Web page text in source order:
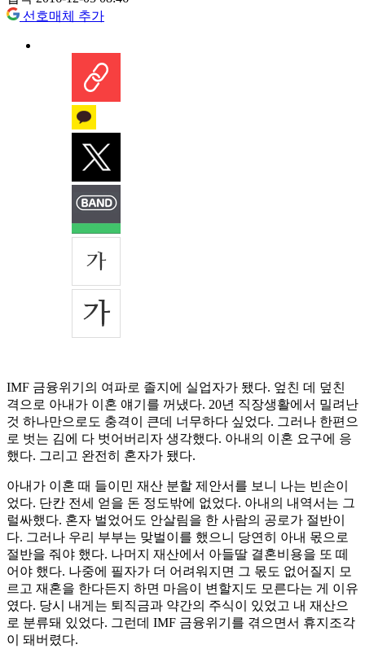
선호매체 추가
IMF 금융위기의 여파로 졸지에 실업자가 됐다. 엎친 데 덮친
격으로 아내가 이혼 얘기를 꺼냈다. 20년 직장생활에서 밀려난
것 하나만으로도 충격이 큰데 너무하다 싶었다. 그러나 한편으
로 벗는 김에 다 벗어버리자 생각했다. 아내의 이혼 요구에 응
했다. 그리고 완전히 혼자가 됐다.
아내가 이혼 때 들이민 재산 분할 제안서를 보니 나는 빈손이
었다. 단칸 전세 얻을 돈 정도밖에 없었다. 아내의 내역서는 그
럴싸했다. 혼자 벌었어도 안살림을 한 사람의 공로가 절반이
다. 그러나 우리 부부는 맞벌이를 했으니 당연히 아내 몫으로
절반을 줘야 했다. 나머지 재산에서 아들딸 결혼비용을 또 떼
어야 했다. 나중에 필자가 더 어려워지면 그 몫도 없어질지 모
르고 재혼을 한다든지 하면 마음이 변할지도 모른다는 게 이유
였다. 당시 내게는 퇴직금과 약간의 주식이 있었고 내 재산으
로 분류돼 있었다. 그런데 IMF 금융위기를 겪으면서 휴지조각
이 돼버렸다.